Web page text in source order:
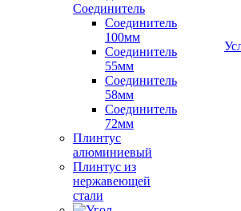
Соединитель
Соединитель
100мм
Соединитель
55мм
Соединитель
58мм
Соединитель
72мм
Плинтус
алюминиевый
Плинтус из
нержавеющей
стали